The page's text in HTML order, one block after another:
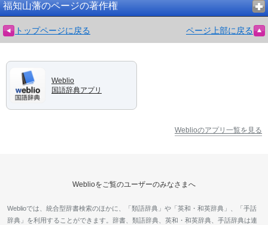
福知山藩のページの著作権
トップページに戻る ページ上部に戻る
Weblio
国語辞典アプリ
Weblioのアプリ一覧を見る
Weblioをご覧のユーザーのみなさまへ
Weblioでは、統合型辞書検索のほかに、「類語辞典」や「英和・和英辞典」、「手話
辞典」を利用することができます。辞書、類語辞典、英和・和英辞典、手話辞典は連